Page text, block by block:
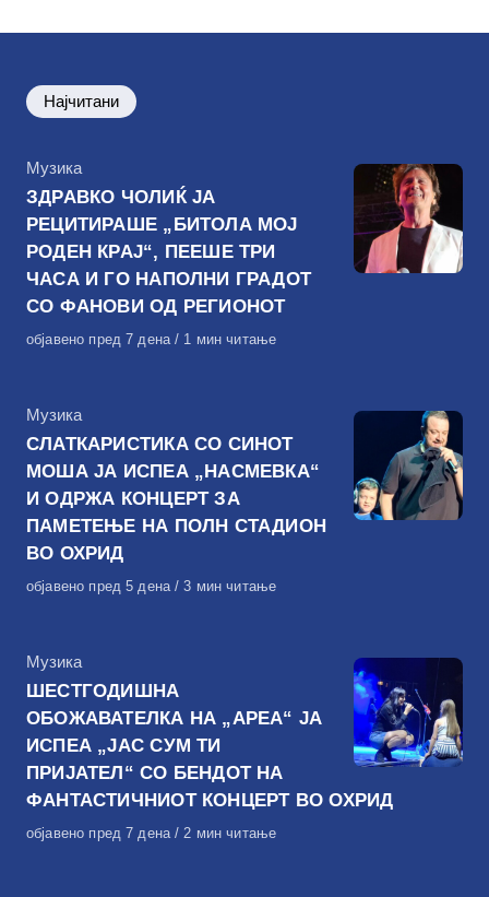
Најчитани
КАтегорија
Музика
ЗДРАВКО ЧОЛИЌ ЈА
РЕЦИТИРАШЕ „БИТОЛА МОЈ
РОДЕН КРАЈ“, ПЕЕШЕ ТРИ
ЧАСА И ГО НАПОЛНИ ГРАДОТ
СО ФАНОВИ ОД РЕГИОНОТ
Објавено
објавено пред 7 дена 1 мин читање
КАтегорија
Музика
СЛАТКАРИСТИКА СО СИНОТ
МОША ЈА ИСПЕА „НАСМЕВКА“
И ОДРЖА КОНЦЕРТ ЗА
ПАМЕТЕЊЕ НА ПОЛН СТАДИОН
ВО ОХРИД
Објавено
објавено пред 5 дена 3 мин читање
КАтегорија
Музика
ШЕСТГОДИШНА
ОБОЖАВАТЕЛКА НА „АРЕА“ ЈА
ИСПЕА „ЈАС СУМ ТИ
ПРИЈАТЕЛ“ СО БЕНДОТ НА
ФАНТАСТИЧНИОТ КОНЦЕРТ ВО ОХРИД
Објавено
објавено пред 7 дена 2 мин читање